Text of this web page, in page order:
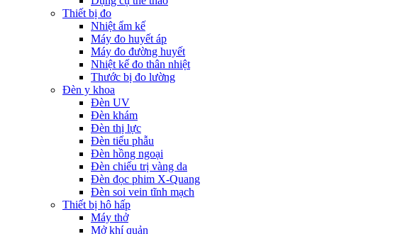
Thiết bị đo
Nhiệt ẩm kế
Máy đo huyết áp
Máy đo đường huyết
Nhiệt kế đo thân nhiệt
Thước bị đo lường
Đèn y khoa
Đèn UV
Đèn khám
Đèn thị lực
Đèn tiểu phẫu
Đèn hồng ngoại
Đèn chiếu trị vàng da
Đèn đọc phim X-Quang
Đèn soi vein tĩnh mạch
Thiết bị hô hấp
Máy thở
Mở khí quản